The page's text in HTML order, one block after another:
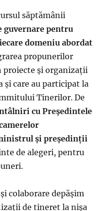
săptămânii
guvernare pentru
domeniu abordat
propunerilor
proiecte și organizații
care au participat la
Tinerilor. De
cu Președintele
și președinții
de alegeri, pentru
colaborare depășim
de tineret la nișa